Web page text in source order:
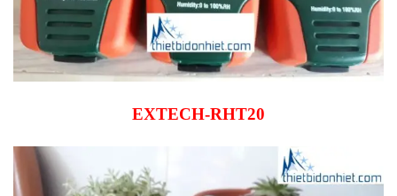
EXTECH-RHT20